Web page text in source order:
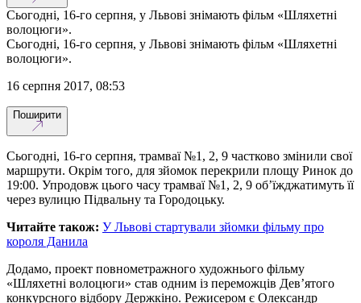
Сьогодні, 16-го серпня, у Львові знімають фільм «Шляхетні
волоцюги».
Сьогодні, 16-го серпня, у Львові знімають фільм «Шляхетні
волоцюги».
16 серпня 2017, 08:53
Поширити
Сьогодні, 16-го серпня, трамваї №1, 2, 9 частково змінили свої
маршрути. Окрім того, для зйомок перекрили площу Ринок до
19:00. Упродовж цього часу трамваї №1, 2, 9 об’їжджатимуть її
через вулицю Підвальну та Городоцьку.
Читайте також: У Львові стартували зйомки фільму про
короля Данила
Додамо, проект повнометражного художнього фільму
«Шляхетні волоцюги» став одним із переможців Дев’ятого
конкурсного відбору Держкіно. Режисером є Олександр